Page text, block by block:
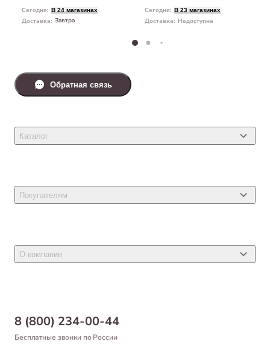
Сегодня: В 24 магазинах
Доставка: Завтра
Сегодня: В 23 магазинах
Доставка: Недоступна
8 (800) 234-00-44
Бесплатные звонки по России
Каталог
Товары для собак
Товары для птиц
Покупателям
Новости
Самовывоз
Оформление заказа
О компании
Благотворительный фонд
Обратная связь